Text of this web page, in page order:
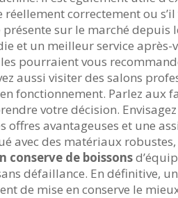
réellement correctement ou
sur le marché depuis
et un meilleur service après-
pourraient vous
aussi visiter des salons
fonctionnement. Parlez aux
votre décision.
offres avantageuses et une
avec des matériaux
conserve de boissons
défaillance. En définitive,
de mise en conserve le